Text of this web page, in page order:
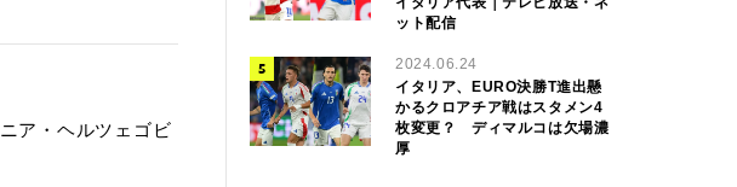
ア・ヘルツェゴビ
ット配信
2024.06.24
イタリア、EURO決勝T進出懸
かるクロアチア戦はスタメン4
枚変更？ ディマルコは欠場濃
厚